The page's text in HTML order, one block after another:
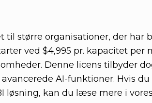
større organisationer, der har
ved $4,995 pr. kapacitet
Denne licens tilbyder
AI-funktioner. Hvis
kan du læse mere i